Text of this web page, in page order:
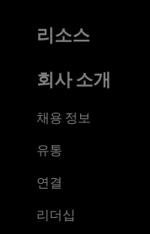
리소스
회사 소개
채용 정보
유통
연결
리더십